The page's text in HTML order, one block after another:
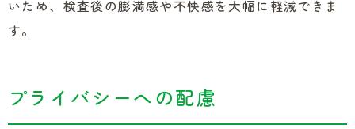
いため、検査後の膨満感や不快感を大幅に軽減できま
す。
プライバシーへの配慮